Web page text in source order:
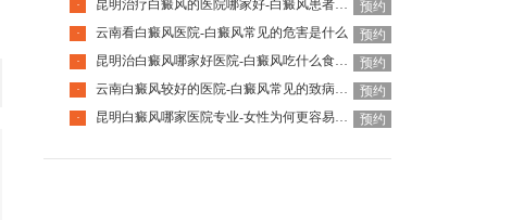
·
昆明治疗白癜风的医院哪家好-白癜风患者日常需要避免什么
预约
·
云南看白癜风医院-白癜风常见的危害是什么
预约
·
昆明治白癜风哪家好医院-白癜风吃什么食物可以补充黑色素
预约
·
云南白癜风较好的医院-白癜风常见的致病因素有哪些
预约
·
昆明白癜风哪家医院专业-女性为何更容易患白癜风呢 预约